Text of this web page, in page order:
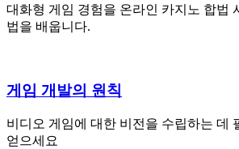
대화형 게임 경험을 온라인 카지노 합법
법을 배웁니다.
게임 개발의 원칙
비디오 게임에 대한 비전을 수립하는 데
얻으세요